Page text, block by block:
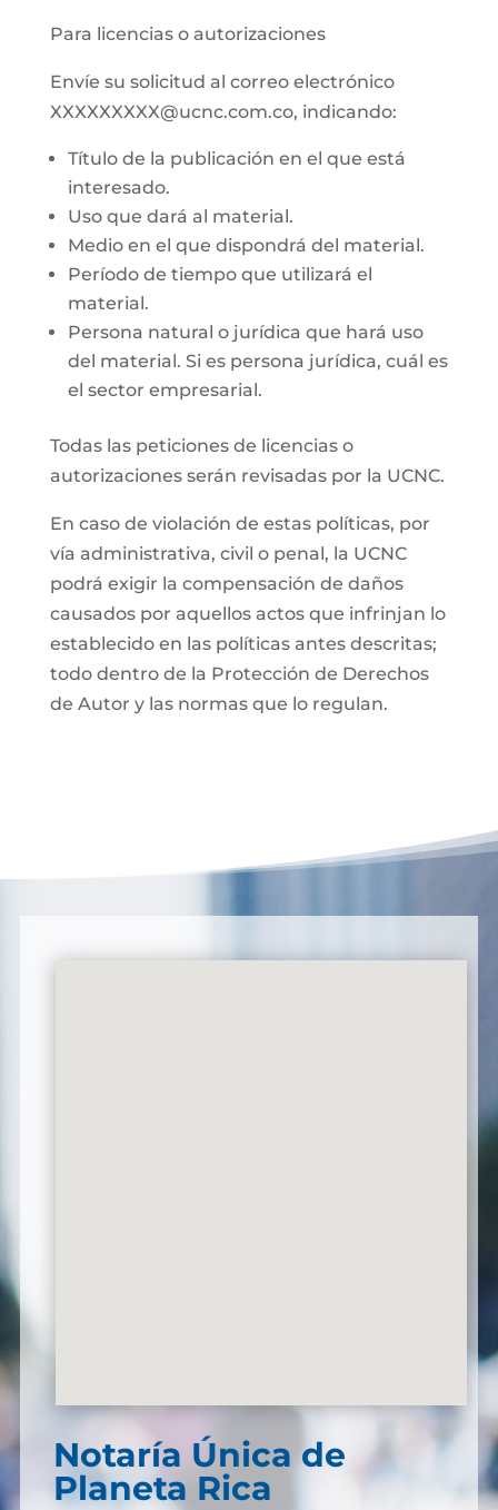
Para licencias o autorizaciones
Envíe su solicitud al correo electrónico
XXXXXXXXX@ucnc.com.co, indicando:
Título de la publicación en el que está
interesado.
Uso que dará al material.
Medio en el que dispondrá del material.
Período de tiempo que utilizará el
material.
Persona natural o jurídica que hará uso
del material. Si es persona jurídica, cuál es
el sector empresarial.
Todas las peticiones de licencias o
autorizaciones serán revisadas por la UCNC.
En caso de violación de estas políticas, por
vía administrativa, civil o penal, la UCNC
podrá exigir la compensación de daños
causados por aquellos actos que infrinjan lo
establecido en las políticas antes descritas;
todo dentro de la Protección de Derechos
de Autor y las normas que lo regulan.
Notaría Única de
Planeta Rica